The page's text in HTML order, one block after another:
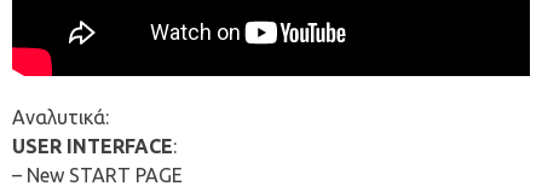
Αναλυτικά:
USER INTERFACE:
– New START PAGE